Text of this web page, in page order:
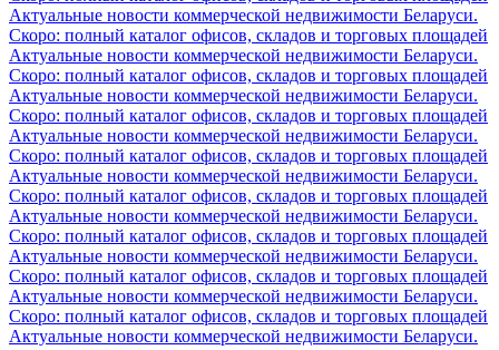
Актуальные новости коммерческой недвижимости Беларуси.
Скоро: полный каталог офисов, складов и торговых площадей
Актуальные новости коммерческой недвижимости Беларуси.
Скоро: полный каталог офисов, складов и торговых площадей
Актуальные новости коммерческой недвижимости Беларуси.
Скоро: полный каталог офисов, складов и торговых площадей
Актуальные новости коммерческой недвижимости Беларуси.
Скоро: полный каталог офисов, складов и торговых площадей
Актуальные новости коммерческой недвижимости Беларуси.
Скоро: полный каталог офисов, складов и торговых площадей
Актуальные новости коммерческой недвижимости Беларуси.
Скоро: полный каталог офисов, складов и торговых площадей
Актуальные новости коммерческой недвижимости Беларуси.
Скоро: полный каталог офисов, складов и торговых площадей
Актуальные новости коммерческой недвижимости Беларуси.
Скоро: полный каталог офисов, складов и торговых площадей
Актуальные новости коммерческой недвижимости Беларуси.